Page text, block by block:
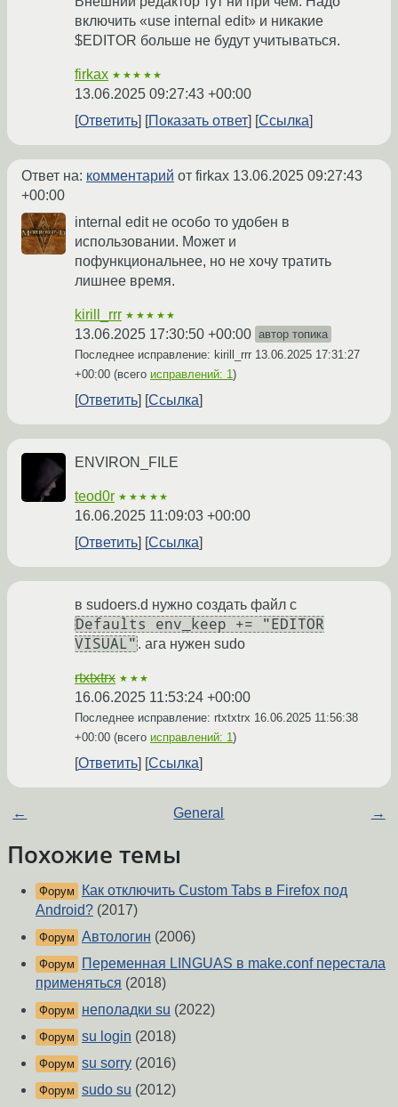
включить «use internal edit» и никакие
$EDITOR больше не будут учитываться.
firkax ★★★★★
13.06.2025 09:27:43 +00:00
Ответить
Показать ответ Ссылка
Ответ на: комментарий от firkax 13.06.2025 09:27:43
+00:00
internal edit не особо то удобен в
использовании. Может и
пофункциональнее, но не хочу тратить
лишнее время.
kirill_rrr ★★★★★
13.06.2025 17:30:50 +00:00 автор топика
Последнее исправление: kirill_rrr 13.06.2025 17:31:27
+00:00 (всего исправлений: 1)
Ответить Ссылка
ENVIRON_FILE
teod0r ★★★★★
16.06.2025 11:09:03 +00:00
Ответить
Ссылка
в sudoers.d нужно создать файл с
Defaults env_keep += "EDITOR
VISUAL" . ага нужен sudo
rtxtxtrx ★★★
16.06.2025 11:53:24 +00:00
Последнее исправление: rtxtxtrx 16.06.2025 11:56:38
+00:00 (всего исправлений: 1)
Ответить Ссылка
← General →
Похожие темы
Форум
Как отключить Custom Tabs в Firefox под
Android? (2017)
Форум Автологин (2006)
Форум
Переменная LINGUAS в make.conf перестала
применяться (2018)
Форум неполадки su (2022)
Форум su login (2018)
Форум su sorry (2016)
Форум sudo su (2012)